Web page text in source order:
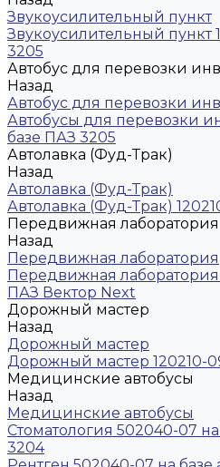
Звукоусилительный пункт
Звукоусилительный пункт
3205
Автобус для перевозки
Назад
Автобус для перевозки
Автобусы для перевозки
базе ПАЗ 3205
Автолавка (Фуд-Трак)
Назад
Автолавка (Фуд-Трак)
Автолавка (Фуд-Трак)
Передвижная лаборатория
Назад
Передвижная лаборатория
Передвижная
ПАЗ Вектор Next
Дорожный мастер
Назад
Дорожный мастер
Дорожный мастер 120210-
Медицинские автобусы
Назад
Медицинские автобусы
Стоматология 502040-07
3204